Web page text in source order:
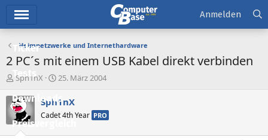
Ticker
Tests
Downloads
Preisvergleich
Anmelden
Heimnetzwerke und Internethardware
2 PC´s mit einem USB Kabel direkt verbinden
E
s
t
e
Sph1nX
E
s
e
25. März 2004
Sph1nX
Cadet 4th Year PRO